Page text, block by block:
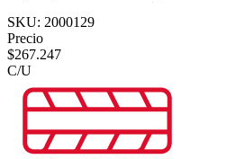
SKU: 2000129
Precio
$267.247
C/U